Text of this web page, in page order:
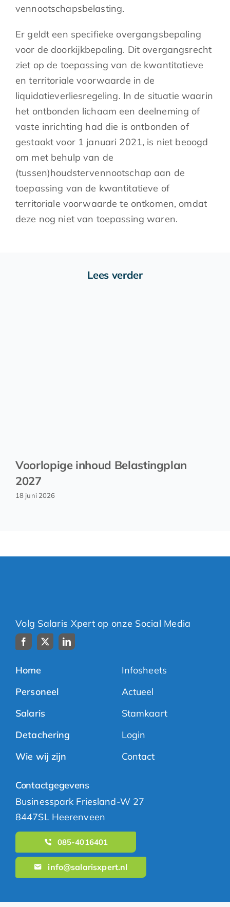
vennootschapsbelasting.
Er geldt een specifieke overgangsbepaling
voor de doorkijkbepaling. Dit overgangsrecht
ziet op de toepassing van de kwantitatieve
en territoriale voorwaarde in de
liquidatieverliesregeling. In de situatie waarin
het ontbonden lichaam een deelneming of
vaste inrichting had die is ontbonden of
gestaakt voor 1 januari 2021, is niet beoogd
om met behulp van de
(tussen)houdstervennootschap aan de
toepassing van de kwantitatieve of
territoriale voorwaarde te ontkomen, omdat
deze nog niet van toepassing waren.
Lees verder
Voorlopige inhoud Belastingplan
2027
18 juni 2026
Volg Salaris Xpert op onze Social Media
Home
Personeel
Salaris
Detachering
Wie wij zijn
Infosheets
Actueel
Stamkaart
Login
Contact
Contactgegevens
Businesspark Friesland-W 27
8447SL Heerenveen
085-4016401
info@salarisxpert.nl